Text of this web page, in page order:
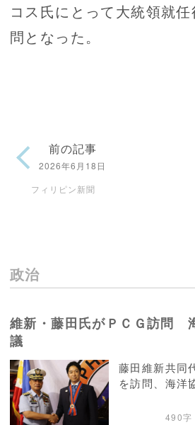
コス氏にとって大統領就
問となった。
前の記事
2026年6月18日
フィリピン新聞
政治
維新・藤田氏がＰＣＧ訪問
議
藤田維新共同
を訪問、海洋
490字